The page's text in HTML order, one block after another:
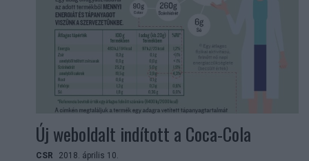
Új weboldalt indított a Coca-Cola
CSR 2018. április 10.